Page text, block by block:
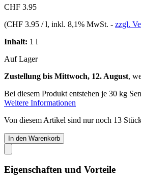
CHF 3.95
(CHF 3.95 / l, inkl. 8,1% MwSt. - zzgl.
Inhalt: 1 l
Auf Lager
Zustellung bis Mittwoch, 12. August,
Bei diesem Produkt entstehen je 30 kg
Weitere Informationen
Von diesem Artikel sind nur noch 13
In den Warenkorb
Eigenschaften und Vorteile